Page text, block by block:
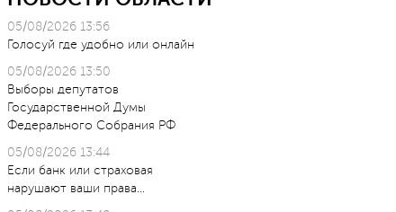
05/08/2026 13:56
Голосуй где удобно или онлайн
05/08/2026 13:50
Выборы депутатов
Государственной Думы
Федерального Собрания РФ
05/08/2026 13:44
Если банк или страховая
нарушают ваши права…